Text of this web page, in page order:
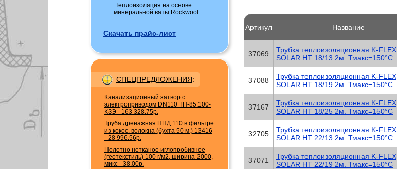
Теплоизоляция на основе
минеральной ваты Rockwool
Скачать прайс-лист
СПЕЦПРЕДЛОЖЕНИЯ:
Канализационный затвор с
электроприводом DN110 ТП-85.100-
КЗЭ - 163 328.75р.
Труба дренажная ПНД 110 в фильтре
из кокос. волокна (бухта 50 м.) 13416
- 28 996.56р.
Полотно нетканое иглопробивное
(геотекстиль) 100 г/м2, ширина-2000,
микс - 38.00р.
Артикул Название
37069
Трубка теплоизоляционная K-FLEX
SOLAR HT 18/13 2м. Тмакс=150°C
37088
Трубка теплоизоляционная K-FLEX
SOLAR HT 18/19 2м. Тмакс=150°C
37167
Трубка теплоизоляционная K-FLEX
SOLAR HT 18/25 2м. Тмакс=150°C
32705
Трубка теплоизоляционная K-FLEX
SOLAR HT 22/13 2м. Тмакс=150°C
37071
Трубка теплоизоляционная K-FLEX
SOLAR HT 22/19 2м. Тмакс=150°C